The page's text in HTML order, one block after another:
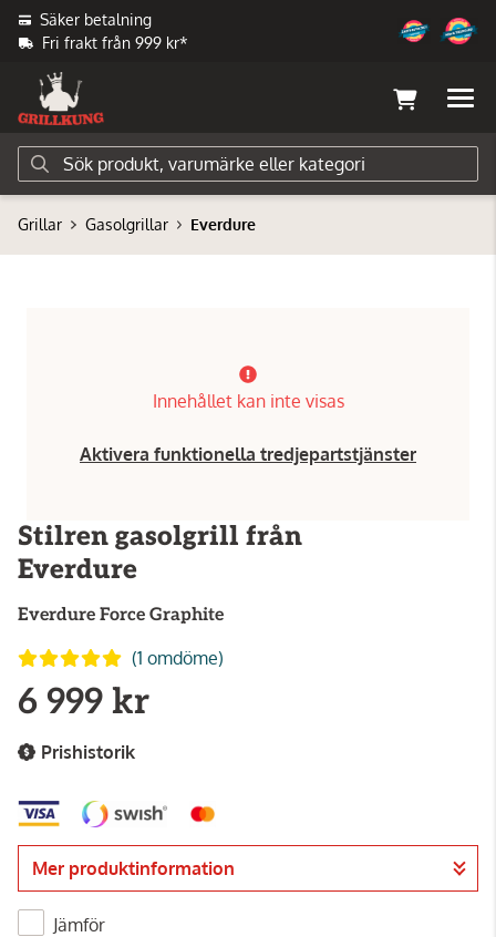
Säker betalning
Fri frakt från 999 kr*
Grillar Gasolgrillar Everdure
Innehållet kan inte visas
Aktivera funktionella tredjepartstjänster
Stilren gasolgrill från
Everdure
Everdure Force Graphite
(1 omdöme)
6 999 kr
Prishistorik
Mer produktinformation
Jämför